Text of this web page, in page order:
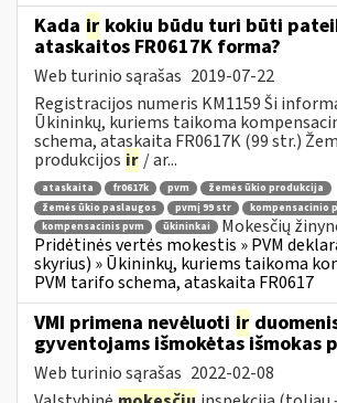
Kada ir kokiu būdu turi būti
ataskaitos FR0617K forma?
Web turinio sąrašas 2019-07-22
Registracijos numeris KM1159 Ši
Ūkininkų, kuriems taikoma
schema, ataskaita FR0617K (99 str.)
produkcijos ir / ar...
ataskaita fr0617k pvm
žemės ūkio produkcija
žemės ūkio paslaugos
pvmį 99 str
kompensacinio
kompensacinis pvm
ūkininkai
Mokesčių
Pridėtinės vertės mokestis » PVM
skyrius) » Ūkininkų, kuriems taikoma
PVM tarifo schema, ataskaita FR0617
VMI primena nevėluoti ir
gyventojams išmokėtas išmokas
Web turinio sąrašas 2022-02-08